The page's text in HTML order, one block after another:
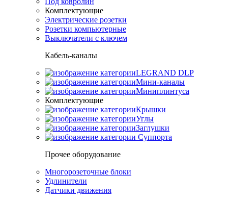
Комплектующие
Электрические розетки
Розетки компьютерные
Выключатели с ключем
Кабель-каналы
LEGRAND DLP
Мини-каналы
Миниплинтуса
Комплектующие
Крышки
Углы
Заглушки
Суппорта
Прочее оборудование
Многорозеточные блоки
Удлинители
Датчики движения